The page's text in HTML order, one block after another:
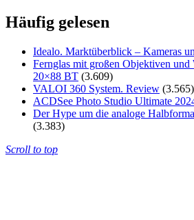
Häufig gelesen
Idealo. Marktüberblick – Kameras
Fernglas mit großen Objektiven und
20×88 BT (3.609)
VALOI 360 System. Review (3.565)
ACDSee Photo Studio Ultimate
Der Hype um die analoge
(3.383)
Scroll to top